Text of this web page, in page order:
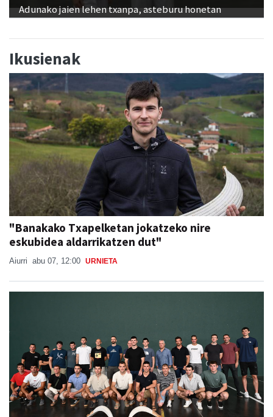
Adunako jaien lehen txanpa, asteburu honetan
Ikusienak
"Banakako Txapelketan jokatzeko nire
eskubidea aldarrikatzen dut"
Aiurri abu 07, 12:00 URNIETA